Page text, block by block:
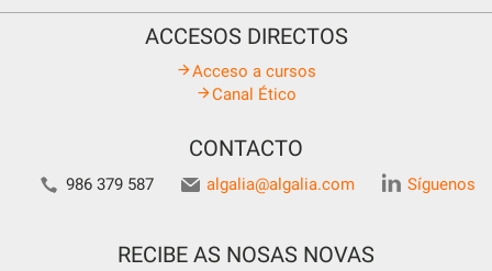
ACCESOS DIRECTOS
Acceso a cursos
Canal Ético
CONTACTO
986 379 587 algalia@algalia.com Síguenos
RECIBE AS NOSAS NOVAS